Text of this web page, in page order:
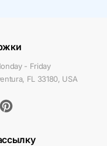
- Friday
FL 33180, USA
Pinterest